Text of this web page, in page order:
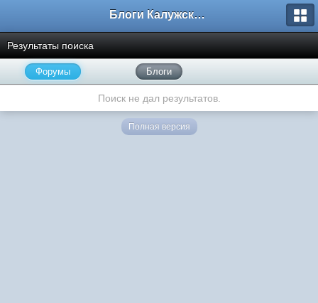
Блоги Калужского перекрестка
Результаты поиска
Форумы Блоги
Поиск не дал результатов.
Полная версия